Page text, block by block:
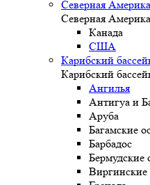
Северная Америка
Северная Америка
Канада
США
Карибский
Карибский
Ангилья
Антигуа и
Аруба
Багамские
Барбадос
Бермудские
Виргинские